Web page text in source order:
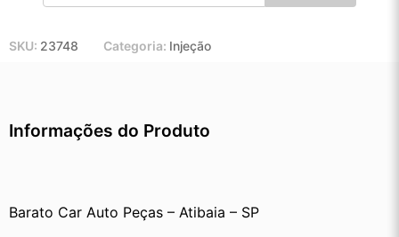
SKU: 23748 Categoria: Injeção
Informações do Produto
Barato Car Auto Peças – Atibaia – SP